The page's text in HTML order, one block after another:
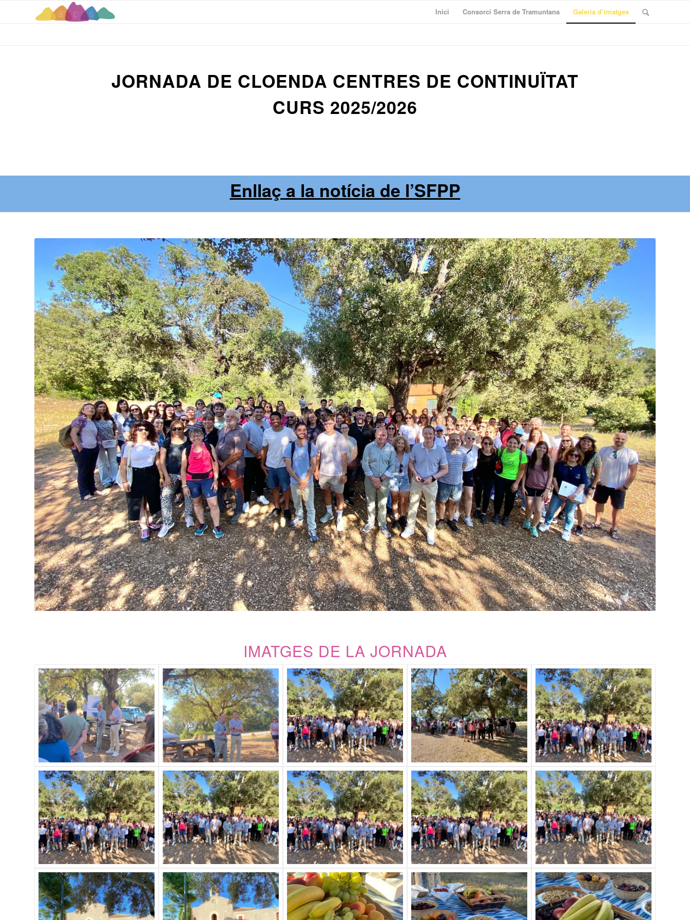
Inici Consorci Serra de Tramuntana Galeria d’imatges
JORNADA DE CLOENDA CENTRES DE CONTINUÏTAT
CURS 2025/2026
Enllaç a la notícia de l’SFPP
IMATGES DE LA JORNADA